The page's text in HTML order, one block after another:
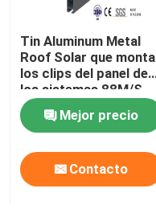
Tin Aluminum Metal
Roof Solar que monta
los clips del panel de
los sistemas 88M/S
Mejor precio
Contacto